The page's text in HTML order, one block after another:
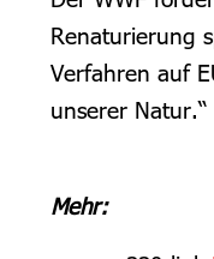
Renaturierung
Verfahren auf
unserer Natur.“
Mehr: